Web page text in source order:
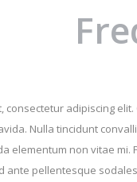
consectetur adipiscing
Nulla tincidunt
elementum non vitae mi.
ante pellentesque